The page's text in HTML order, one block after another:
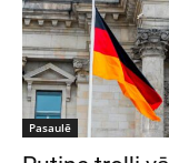
Pasaulē